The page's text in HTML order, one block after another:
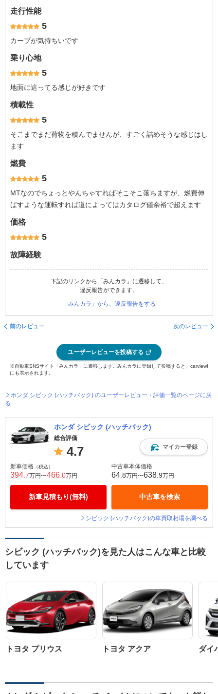
走行性能
5
カーブが気持ちいです
乗り心地
5
地面に這ってる感じが好きです
積載性
5
そこまでまだ荷物を積んでませんが、すごく詰めそうな感じはし
ます
燃費
5
MTなのでちょっとやんちゃすればそこそこ落ちますが、燃費伸
ばすような運転すれば道によってはカタログ値余裕で超えます
価格
5
故障経験
下記のリンクから「みんカラ」に遷移して、
違反報告ができます。
「みんカラ」から、違反報告をする
前のレビュー 次のレビュー
ユーザーレビューを投稿する
※自動車SNSサイト「みんカラ」に遷移します。みんカラに登録して投稿すると、carview!
にも表示されます。
ホンダ シビック (ハッチバック) のユーザーレビュー・評価一覧のページに戻
る
ホンダ シビック (ハッチバック)
総合評価
4.7 マイカー登録
新車価格 （税込）
394 .7万円〜466 .0万円
新車見積もり(無料)
中古車本体価格
64 .8万円〜638 .9万円
中古車を検索
シビック (ハッチバック)の車買取相場を調べる
シビック (ハッチバック)を見た人はこんな車と比較
しています
トヨタ プリウス トヨタ アクア ダイ